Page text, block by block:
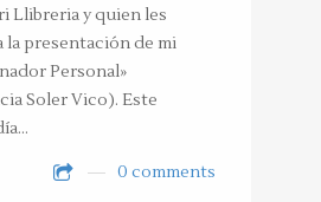
Llibreria y quien les
la presentación de mi
Personal»
Soler Vico). Este
0 comments